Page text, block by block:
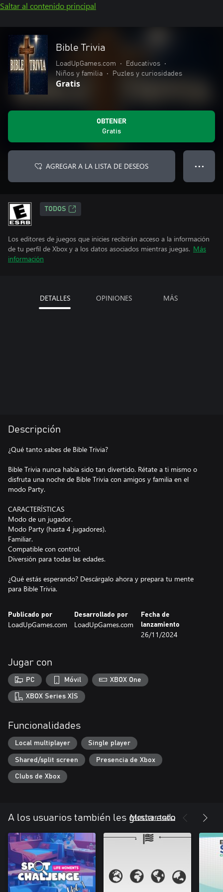
Saltar al contenido principal
Bible Trivia­
LoadUpGames.com • Educativos
•
Niños y familia
• Puzles y curiosidades
Gratis
OBTENER
Gratis
AGREGAR A LA LISTA DE DESEOS ● ● ●
TODOS
Los editores de juegos que inicies recibirán acceso a la información
de tu perfil de Xbox y a los datos asociados mientras juegas. Más
información
DETALLES OPINIONES MÁS
Descripción
¿Qué tanto sabes de Bible Trivia?
Bible Trivia nunca había sido tan divertido. Rétate a ti mismo o
disfruta una noche de Bible Trivia con amigos y familia en el
modo Party.
CARACTERÍSTICAS
Modo de un jugador.
Modo Party (hasta 4 jugadores).
Familiar.
Compatible con control.
Diversión para todas las edades.
¿Qué estás esperando? Descárgalo ahora y prepara tu mente
para Bible Trivia.
Publicado por
LoadUpGames.com
Desarrollado por
LoadUpGames.com
Fecha de
lanzamiento
26/11/2024
Jugar con
PC Móvil XBOX One
XBOX Series X|S
Funcionalidades
Local multiplayer Single player
Shared/split screen Presencia de Xbox
Clubs de Xbox
A los usuarios también les gusta esto
Mostrar todo